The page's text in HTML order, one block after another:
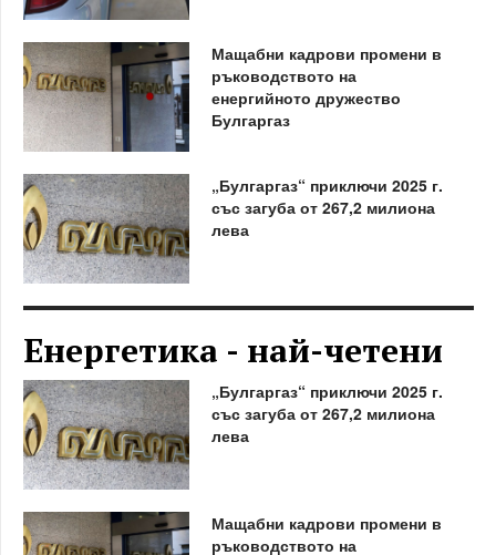
Мащабни кадрови промени в
ръководството на
енергийното дружество
Булгаргаз
„Булгаргаз“ приключи 2025 г.
със загуба от 267,2 милиона
лева
Енергетика - най-четени
„Булгаргаз“ приключи 2025 г.
със загуба от 267,2 милиона
лева
Мащабни кадрови промени в
ръководството на